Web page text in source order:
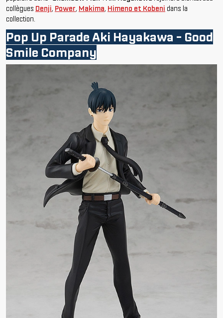
collègues Denji, Power, Makima, Himeno et Kobeni dans la
collection.
Pop Up Parade Aki Hayakawa - Good
Smile Company